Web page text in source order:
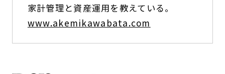
家計管理と資産運用を教えている。
www.akemikawabata.com